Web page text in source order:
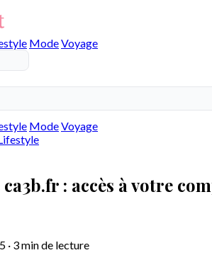
ModeVoyage
ModeVoyage
: accès à votre
· 3 min de lecture